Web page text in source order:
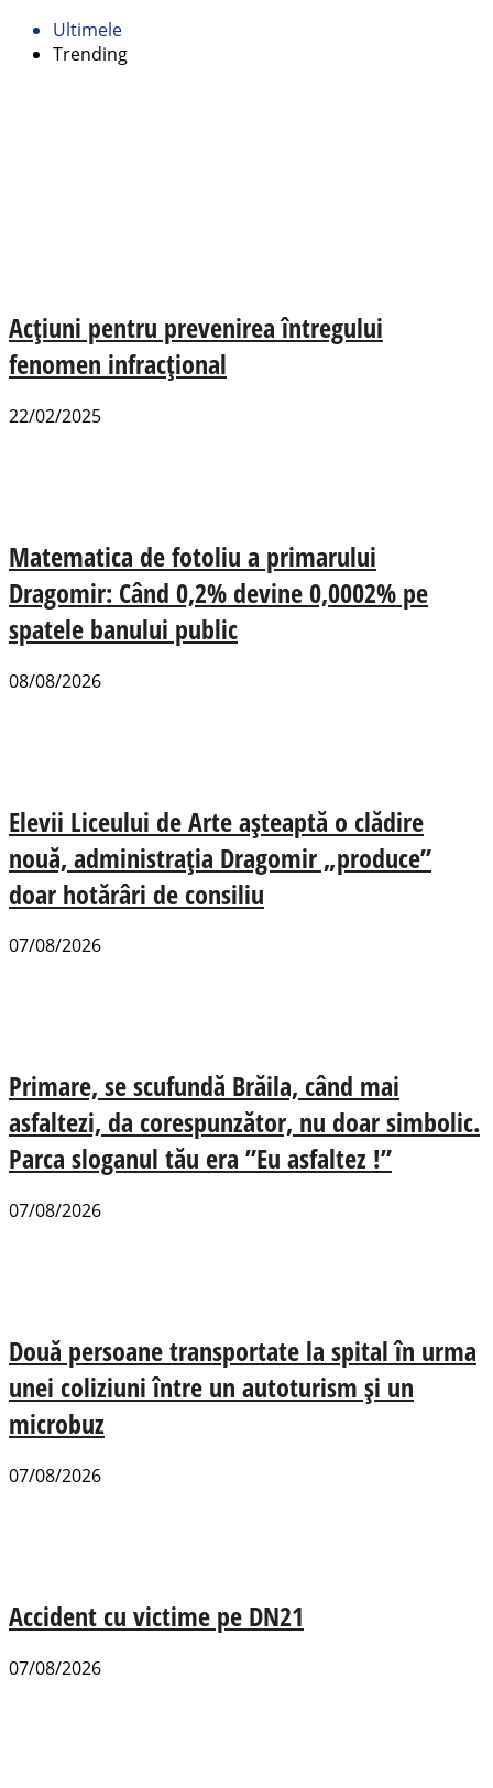
Ultimele
Trending
Acțiuni pentru prevenirea întregului
fenomen infracțional
22/02/2025
Matematica de fotoliu a primarului
Dragomir: Când 0,2% devine 0,0002% pe
spatele banului public
08/08/2026
Elevii Liceului de Arte așteaptă o clădire
nouă, administrația Dragomir „produce”
doar hotărâri de consiliu
07/08/2026
Primare, se scufundă Brăila, când mai
asfaltezi, da corespunzător, nu doar simbolic.
Parca sloganul tău era ”Eu asfaltez !”
07/08/2026
Două persoane transportate la spital în urma
unei coliziuni între un autoturism și un
microbuz
07/08/2026
Accident cu victime pe DN21
07/08/2026